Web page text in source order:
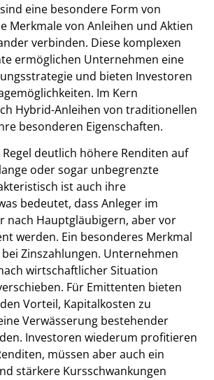
eine besondere Form von
Merkmale von Anleihen und Aktien
verbinden. Diese komplexen
ermöglichen Unternehmen eine
und bieten Investoren
Im Kern
Hybrid-Anleihen von traditionellen
besonderen Eigenschaften.
deutlich höhere Renditen auf
oder sogar unbegrenzte
ist auch ihre
bedeutet, dass Anleger im
nach Hauptgläubigern, aber vor
werden. Ein besonderes Merkmal
Zinszahlungen. Unternehmen
wirtschaftlicher Situation
Für Emittenten bieten
Vorteil, Kapitalkosten zu
Verwässerung bestehender
Investoren wiederum profitieren
müssen aber auch ein
stärkere Kursschwankungen